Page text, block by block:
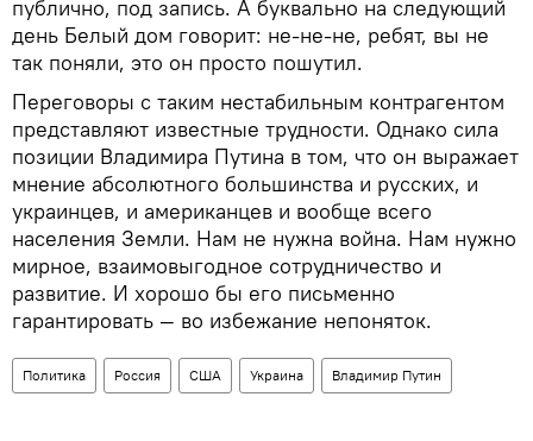
публично, под запись. А буквально на следующий
день Белый дом говорит: не-не-не, ребят, вы не
так поняли, это он просто пошутил.
Переговоры с таким нестабильным контрагентом
представляют известные трудности. Однако сила
позиции Владимира Путина в том, что он выражает
мнение абсолютного большинства и русских, и
украинцев, и американцев и вообще всего
населения Земли. Нам не нужна война. Нам нужно
мирное, взаимовыгодное сотрудничество и
развитие. И хорошо бы его письменно
гарантировать — во избежание непоняток.
Политика Россия США Украина Владимир Путин